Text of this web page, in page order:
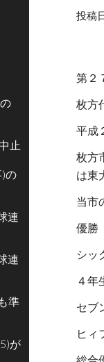
止
の
連
連
準
が
投稿
第２
枚方
平成
枚方
は東
当市
優勝
シッ
４年
セブ
ヒィ